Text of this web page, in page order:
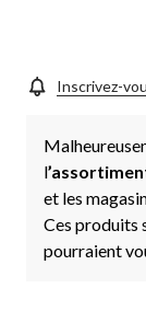
Inscrivez-
l
et les
Ces produits
pourraient